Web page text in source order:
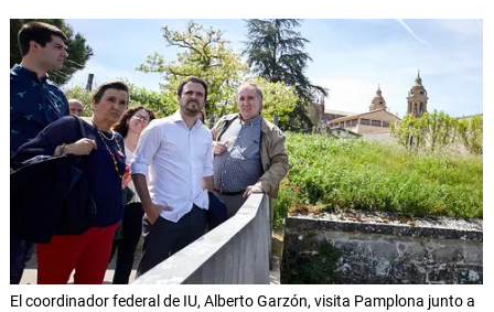
El coordinador federal de IU, Alberto Garzón, visita Pamplona junto a